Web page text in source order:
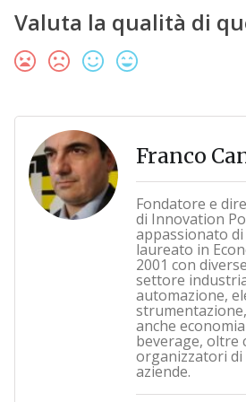
Valuta la qualità di
Franco
Fondatore e
di Innovation
appassionato
laureato in
2001 con
settore
automazione,
anche
beverage, oltre
organizzatori di
aziende.